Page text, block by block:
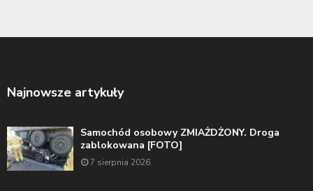
Najnowsze artykuły
Samochód osobowy ZMIAŻDŻONY. Droga
zablokowana [FOTO]
7 sierpnia 2026